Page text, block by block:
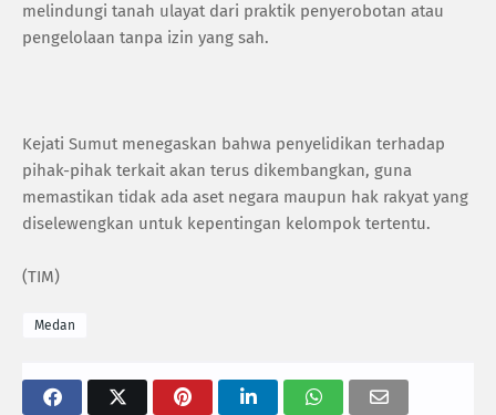
melindungi tanah ulayat dari praktik penyerobotan atau
pengelolaan tanpa izin yang sah.
Kejati Sumut menegaskan bahwa penyelidikan terhadap
pihak-pihak terkait akan terus dikembangkan, guna
memastikan tidak ada aset negara maupun hak rakyat yang
diselewengkan untuk kepentingan kelompok tertentu.
(TIM)
Medan